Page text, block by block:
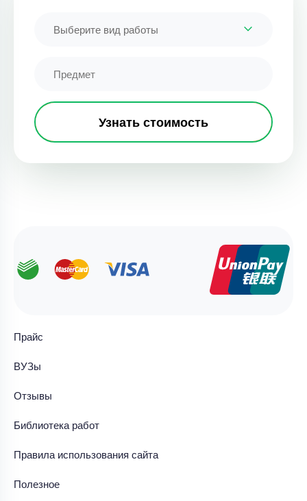
Выберите вид работы
Узнать стоимость
Прайс
ВУЗы
Отзывы
Библиотека работ
Правила использования сайта
Полезное